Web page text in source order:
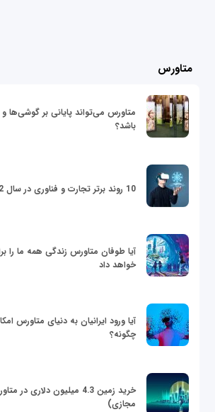
متاورس
متاورس می‌تواند پایانی بر
باشد؟
10 روند برتر تجارت و فناوری در سال 2022
آیا طوفان متاورس زندگی همه ما را
خواهد داد
آیا ورود ایرانیان به دنیای متاورس
چگونه؟
خرید زمین 4.3 میلیون
مجازی)